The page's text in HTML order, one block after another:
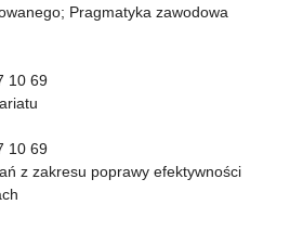
Pragmatyka zawodowa
10 69
10 69
z zakresu poprawy efektywności